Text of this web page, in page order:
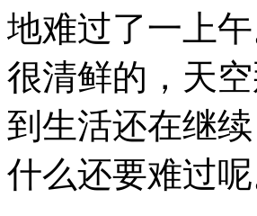
地难过了一上
很清鲜的，天
到生活还在继
什么还要难过呢